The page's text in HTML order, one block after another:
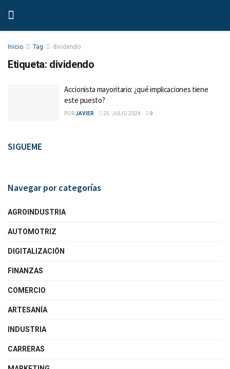
Inicio Tag dividendo
Etiqueta: dividendo
Accionista mayoritario: ¿qué implicaciones tiene
este puesto?
PORJAVIER 25. JULIO 2024 0
SIGUEME
Navegar por categorías
AGROINDUSTRIA
AUTOMOTRIZ
DIGITALIZACIÓN
FINANZAS
COMERCIO
ARTESANÍA
INDUSTRIA
CARRERAS